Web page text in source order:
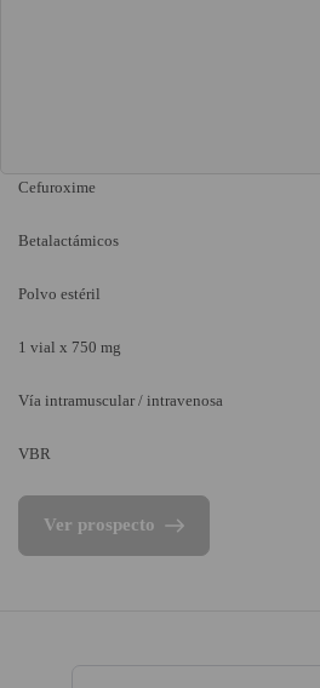
Cefuroxime
Betalactámicos
Polvo estéril
1 vial x 750 mg
Vía intramuscular / intravenosa
VBR
Ver prospecto